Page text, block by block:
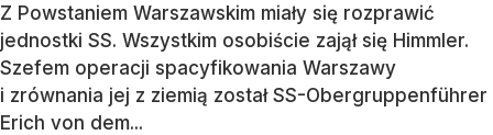
Z Powstaniem Warszawskim miały się rozprawić
jednostki SS. Wszystkim osobiście zajął się Himmler.
Szefem operacji spacyfikowania Warszawy
i zrównania jej z ziemią został SS-Obergruppenführer
Erich von dem...